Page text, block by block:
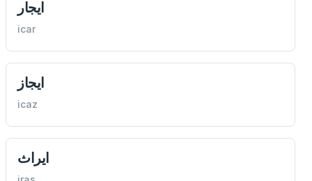
ايجار
icar
ايجاز
icaz
ايراث